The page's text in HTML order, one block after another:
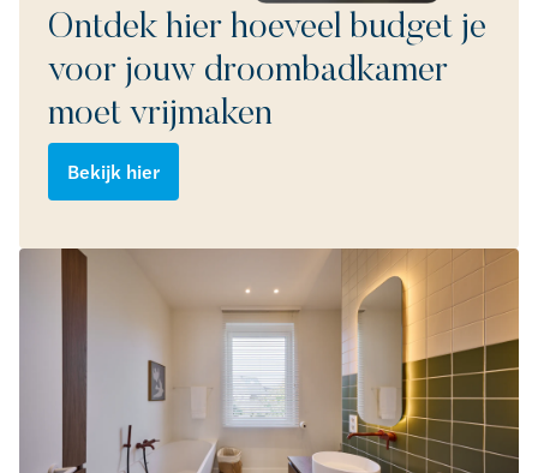
Ontdek hier hoeveel budget je
voor jouw droombadkamer
moet vrijmaken
Bekijk hier